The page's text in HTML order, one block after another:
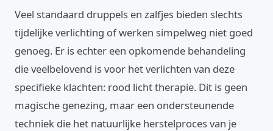
Veel standaard druppels en zalfjes bieden slechts
tijdelijke verlichting of werken simpelweg niet goed
genoeg. Er is echter een opkomende behandeling
die veelbelovend is voor het verlichten van deze
specifieke klachten: rood licht therapie. Dit is geen
magische genezing, maar een ondersteunende
techniek die het natuurlijke herstelproces van je